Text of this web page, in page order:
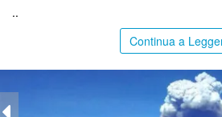
..
Continua a